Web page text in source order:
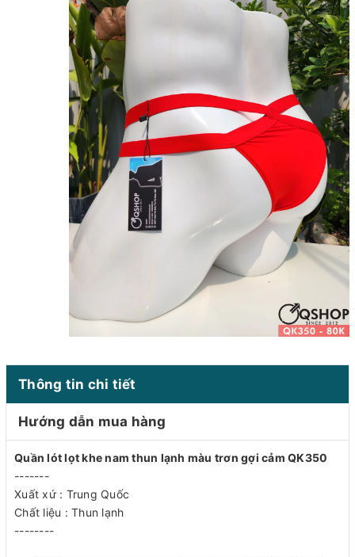
Thông tin chi tiết
Hướng dẫn mua hàng
Quần lót lọt khe nam thun lạnh màu trơn gợi cảm QK350
-------
Xuất xứ : Trung Quốc
Chất liệu : Thun lạnh
--------